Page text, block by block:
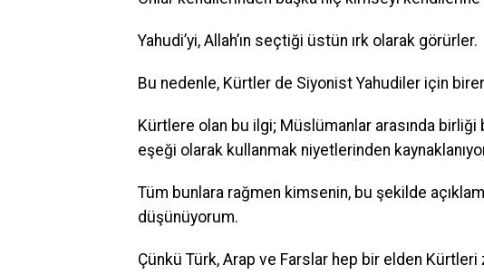
Yahudi’yi, Allah’ın seçtiği üstün ırk olarak görürler.
Bu nedenle, Kürtler de Siyonist Yahudiler için birer
Kürtlere olan bu ilgi; Müslümanlar arasında birliği
eşeği olarak kullanmak niyetlerinden
Tüm bunlara rağmen kimsenin, bu şekilde
düşünüyorum.
Çünkü Türk, Arap ve Farslar hep bir elden